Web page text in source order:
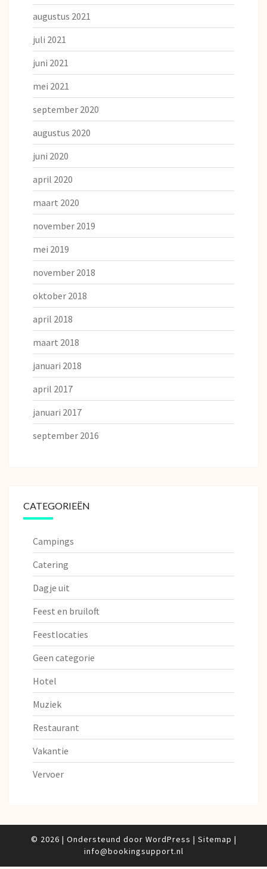
augustus 2021
juli 2021
juni 2021
mei 2021
september 2020
augustus 2020
juni 2020
april 2020
maart 2020
november 2019
mei 2019
november 2018
oktober 2018
april 2018
maart 2018
januari 2018
april 2017
januari 2017
september 2016
CATEGORIEËN
Campings
Catering
Dagje uit
Feest en bruiloft
Feestlocaties
Geen categorie
Hotel
Muziek
Restaurant
Vakantie
Vervoer
© 2026 | Ondersteund door WordPress | Sitemap |
info@bookingsupport.nl